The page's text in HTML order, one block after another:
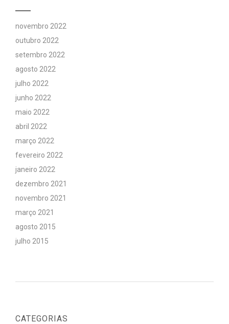
novembro 2022
outubro 2022
setembro 2022
agosto 2022
julho 2022
junho 2022
maio 2022
abril 2022
março 2022
fevereiro 2022
janeiro 2022
dezembro 2021
novembro 2021
março 2021
agosto 2015
julho 2015
CATEGORIAS